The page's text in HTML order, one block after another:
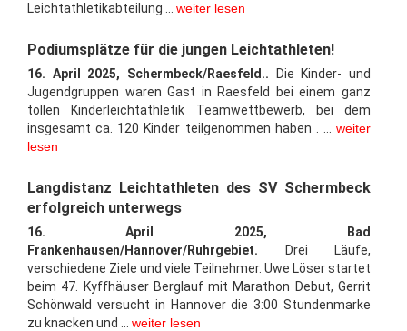
Leichtathletikabteilung ... weiter lesen
Podiumsplätze für die jungen Leichtathleten!
16. April 2025, Schermbeck/Raesfeld..
Die Kinder- und
Jugendgruppen waren Gast in Raesfeld bei einem ganz
tollen Kinderleichtathletik Teamwettbewerb, bei dem
insgesamt ca. 120 Kinder teilgenommen haben . ... weiter
lesen
Langdistanz Leichtathleten des SV Schermbeck
erfolgreich unterwegs
16. April 2025, Bad
Frankenhausen/Hannover/Ruhrgebiet.
Drei Läufe,
verschiedene Ziele und viele Teilnehmer. Uwe Löser startet
beim 47. Kyffhäuser Berglauf mit Marathon Debut, Gerrit
Schönwald versucht in Hannover die 3:00 Stundenmarke
zu knacken und ... weiter lesen